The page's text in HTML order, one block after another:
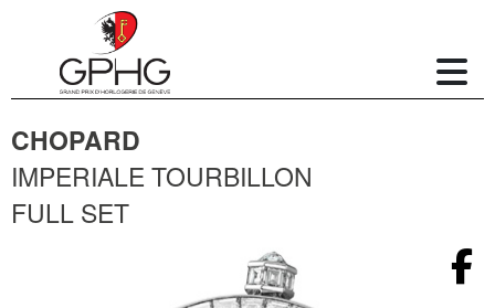
CHOPARD
IMPERIALE TOURBILLON
FULL SET